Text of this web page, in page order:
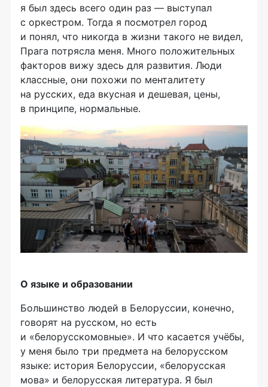
я был здесь всего один раз — выступал
с оркестром. Тогда я посмотрел город
и понял, что никогда в жизни такого не видел,
Прага потрясла меня. Много положительных
факторов вижу здесь для развития. Люди
классные, они похожи по менталитету
на русских, еда вкусная и дешевая, цены,
в принципе, нормальные.
О языке и образовании
Большинство людей в Белоруссии, конечно,
говорят на русском, но есть
и «белорусскомовные». И что касается учёбы,
у меня было три предмета на белорусском
языке: история Белоруссии, «белорусская
мова» и белорусская литература. Я был